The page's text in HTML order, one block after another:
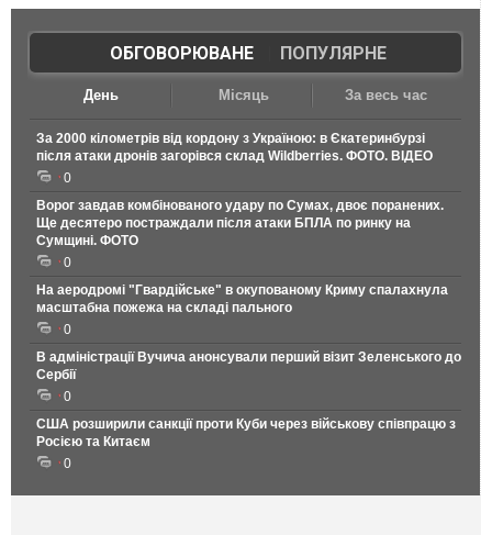
ОБГОВОРЮВАНЕ| ПОПУЛЯРНЕ
День Місяць За весь час
За 2000 кілометрів від кордону з Україною: в Єкатеринбурзі
після атаки дронів загорівся склад Wildberries. ФОТО. ВІДЕО
0
Ворог завдав комбінованого удару по Сумах, двоє поранених.
Ще десятеро постраждали після атаки БПЛА по ринку на
Сумщині. ФОТО
0
На аеродромі "Гвардійське" в окупованому Криму спалахнула
масштабна пожежа на складі пального
0
В адміністрації Вучича анонсували перший візит Зеленського до
Сербії
0
США розширили санкції проти Куби через військову співпрацю з
Росією та Китаєм
0